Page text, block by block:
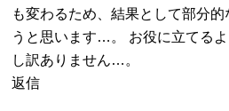
も変わるため、結果として部分
うと思います…。 お役に立てる
し訳ありません…。
返信